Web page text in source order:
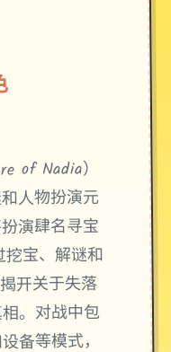
of Nadia）
人物扮演元
演肆名寻宝
挖宝、解谜和
开关于失落
。对战中包
备等模式，